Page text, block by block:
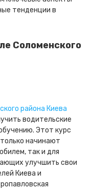
тенденции в
Соломенского
района Киева
водительские
Этот курс
начинают
так и для
улучшить свои
Киева и